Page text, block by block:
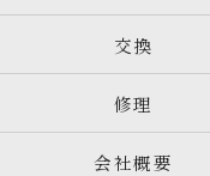
交換
修理
会社概要